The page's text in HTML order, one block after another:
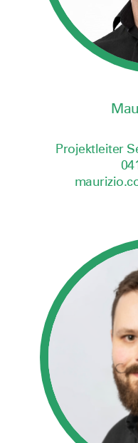
Projektleiter